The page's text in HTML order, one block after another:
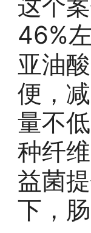
46%
亚油
便，
量不
种纤
益菌
下，